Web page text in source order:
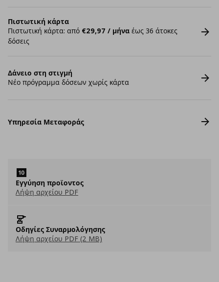
Πιστωτική κάρτα
Πιστωτική κάρτα: από €29,97 / μήνα έως 36 άτοκες
δόσεις
Δάνειο στη στιγμή
Νέο πρόγραμμα δόσεων χωρίς κάρτα
Υπηρεσία Μεταφοράς
Εγγύηση προϊοντος
Λήψη αρχείου PDF
Οδηγίες Συναρμολόγησης
Λήψη αρχείου PDF (2 MB)